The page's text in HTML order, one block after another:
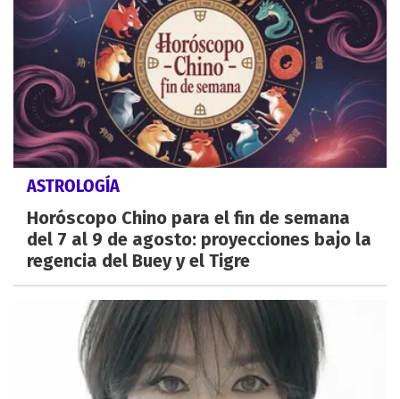
ASTROLOGÍA
Horóscopo Chino para el fin de semana
del 7 al 9 de agosto: proyecciones bajo la
regencia del Buey y el Tigre